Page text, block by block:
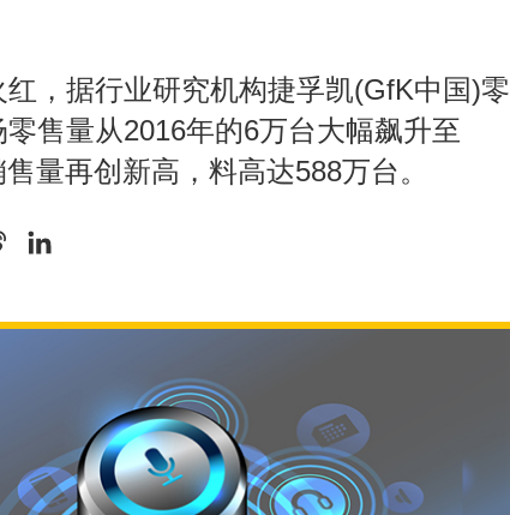
，据行业研究机构捷孚凯(GfK中国)零
售量从2016年的6万台大幅飙升至
量再创新高，料高达588万台。